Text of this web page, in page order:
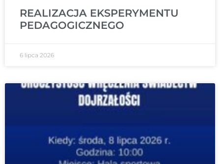
REALIZACJA EKSPERYMENTU
PEDAGOGICZNEGO
6 lipca 2026